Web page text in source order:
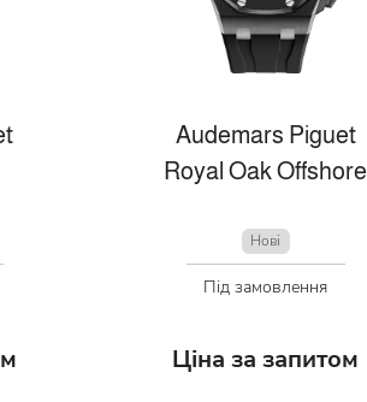
Audemars Piguet
Royal Oak Offshore
Нові
Під замовлення
Ціна за запитом